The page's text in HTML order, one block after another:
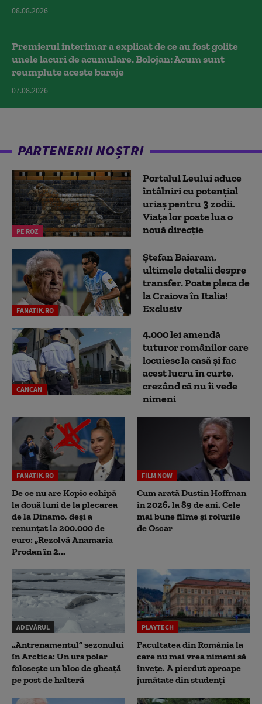
08.08.2026
Premierul interimar a explicat de ce au fost golite
unele lacuri de acumulare. Bolojan: Acum sunt
reumplute aceste baraje
07.08.2026
PARTENERII NOȘTRI
PE ROZ
Portalul Leului aduce
întâlniri cu potențial
uriaș pentru 3 zodii.
Viața lor poate lua o
nouă direcție
FANATIK.RO
Ștefan Baiaram,
ultimele detalii despre
transfer. Poate pleca de
la Craiova în Italia!
Exclusiv
CANCAN
4.000 lei amendă
tuturor românilor care
locuiesc la casă și fac
acest lucru în curte,
crezând că nu îi vede
nimeni
FANATIK.RO
De ce nu are Kopic echipă
la două luni de la plecarea
de la Dinamo, deși a
renunțat la 200.000 de
euro: „Rezolvă Anamaria
Prodan în 2...
FILM NOW
Cum arată Dustin Hoffman
în 2026, la 89 de ani. Cele
mai bune filme și rolurile
de Oscar
ADEVĂRUL
„Antrenamentul” sezonului
în Arctica: Un urs polar
folosește un bloc de gheață
pe post de halteră
PLAYTECH
Facultatea din România la
care nu mai vrea nimeni să
înveţe. A pierdut aproape
jumătate din studenţi